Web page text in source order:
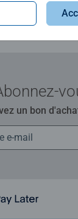
un bon